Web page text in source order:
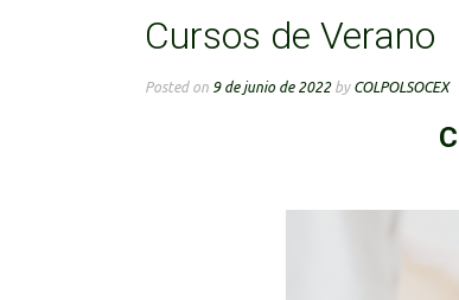
Cursos de Verano
Posted on 9 de junio de 2022by COLPOLSOCEX